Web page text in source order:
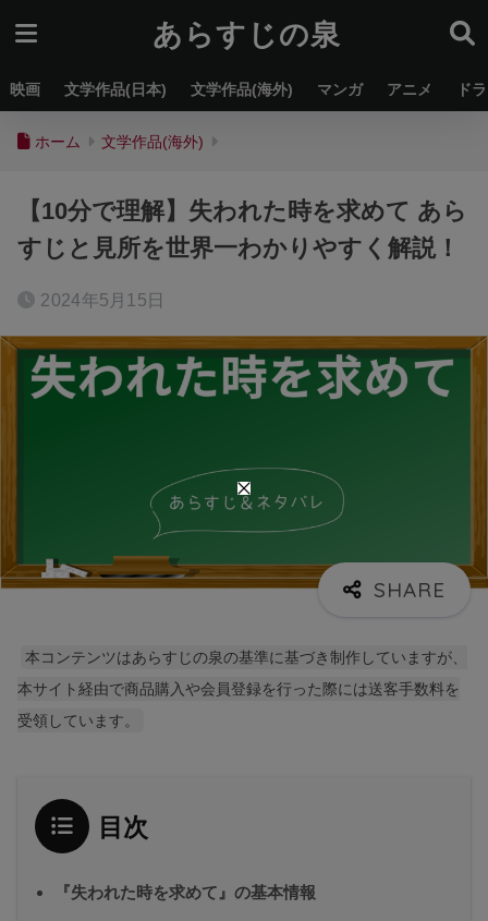
あらすじの泉
映画 文学作品(日本) 文学作品(海外) マンガ アニメ ド
ホーム 文学作品(海外)
【10分で理解】失われた時を求めて あら
すじと見所を世界一わかりやすく解説！
2024年5月15日
本コンテンツはあらすじの泉の基準に基づき制作していますが、
本サイト経由で商品購入や会員登録を行った際には送客手数料を
受領しています。
目次
『失われた時を求めて』の基本情報